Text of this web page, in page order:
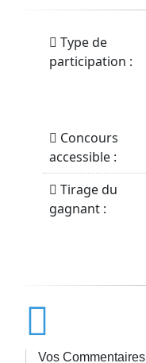
Type de
participation :
Concours
accessible :
Tirage du
gagnant :
Vos Commentaires